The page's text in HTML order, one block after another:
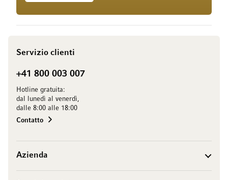
Servizio clienti
+41 800 003 007
Hotline gratuita:
dal lunedì al venerdì,
dalle 8:00 alle 18:00
Contatto
Azienda